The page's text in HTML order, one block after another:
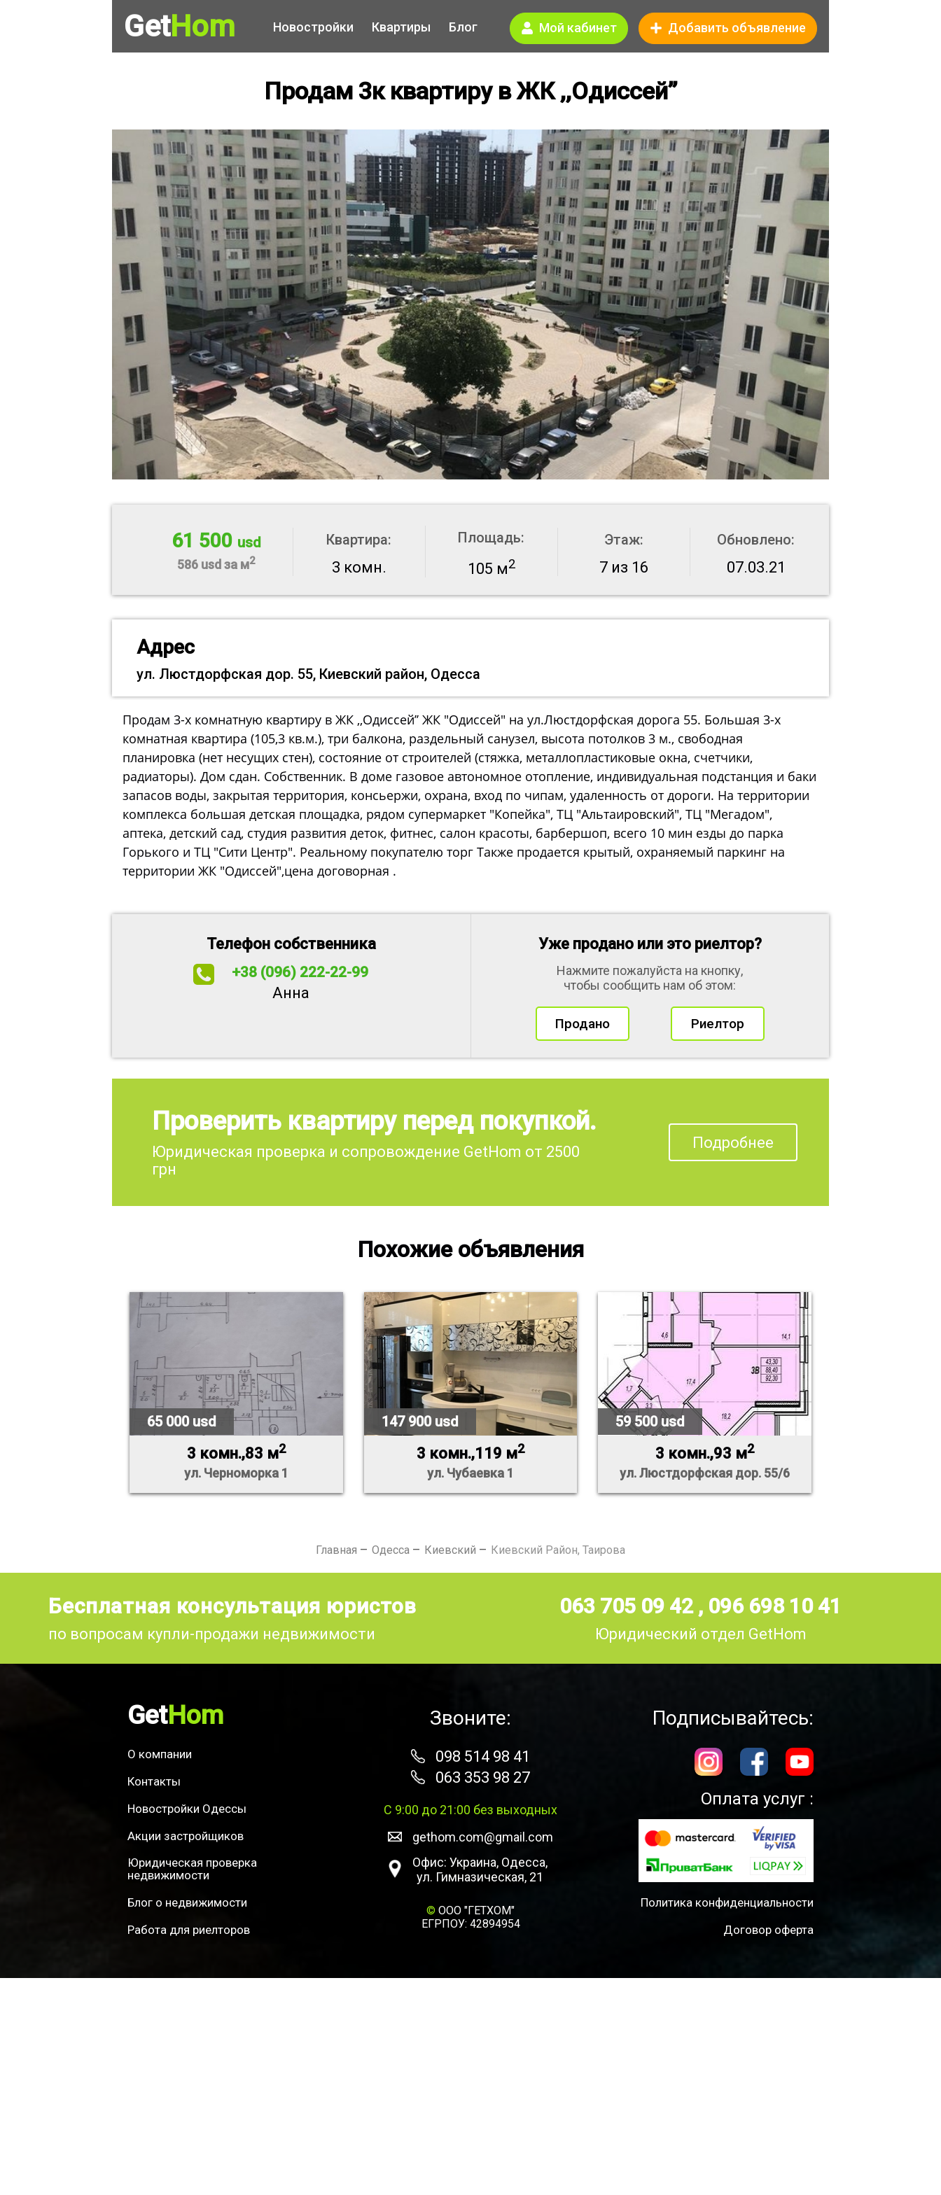
GetHom Новостройки Квартиры Блог Мой кабинет Добавить объявление
Продам 3к квартиру в ЖК ,,Одиссей’’
61 500 usd
586 usd за м2
Квартира:
3 комн.
Площадь:
105 м2
Этаж:
7 из 16
Обновлено:
07.03.21
Адрес
ул. Люстдорфская дор. 55, Киевский район, Одесса
Продам 3-х комнатную квартиру в ЖК ,,Одиссей’’ ЖК "Одиссей" на ул.Люстдорфская дорога 55. Большая 3-х
комнатная квартира (105,3 кв.м.), три балкона, раздельный санузел, высота потолков 3 м., свободная
планировка (нет несущих стен), состояние от строителей (стяжка, металлопластиковые окна, счетчики,
радиаторы). Дом сдан. Собственник. В доме газовое автономное отопление, индивидуальная подстанция и баки
запасов воды, закрытая территория, консьержи, охрана, вход по чипам, удаленность от дороги. На территории
комплекса большая детская площадка, рядом супермаркет "Копейка", ТЦ "Альтаировский", ТЦ "Мегадом",
аптека, детский сад, студия развития деток, фитнес, салон красоты, барбершоп, всего 10 мин езды до парка
Горького и ТЦ "Сити Центр". Реальному покупателю торг Также продается крытый, охраняемый паркинг на
территории ЖК "Одиссей",цена договорная .
Телефон собственника
+38 (096) 222-22-99
Анна
Уже продано или это риелтор?
Нажмите пожалуйста на кнопку,
чтобы сообщить нам об этом:
Продано Риелтор
Проверить квартиру перед покупкой.
Юридическая проверка и сопровождение GetHom от 2500
грн
Подробнее
Похожие объявления
65 000 usd
3 комн.,83 м2
ул. Черноморка 1
147 900 usd
3 комн.,119 м2
ул. Чубаевка 1
59 500 usd
3 комн.,93 м2
ул. Люстдорфская дор. 55/6
Главная Одесса Киевский Киевский Район, Таирова
Бесплатная консультация юристов
по вопросам купли-продажи недвижимости
063 705 09 42 , 096 698 10 41
Юридический отдел GetHom
GetHom
О компании
Контакты
Новостройки Одессы
Акции застройщиков
Юридическая проверка
недвижимости
Блог о недвижимости
Работа для риелторов
Звоните:
098 514 98 41
063 353 98 27
С 9:00 до 21:00 без выходных
gethom.com@gmail.com
Офис: Украина, Одесса,
ул. Гимназическая, 21
© ООО "ГЕТХОМ"
ЕГРПОУ: 42894954
Подписывайтесь:
Оплата услуг :
Политика конфиденциальности
Договор оферта